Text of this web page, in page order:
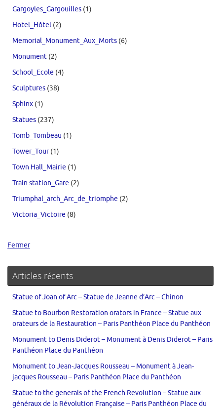
Gargoyles_Gargouilles (1)
Hotel_Hôtel (2)
Memorial_Monument_Aux_Morts (6)
Monument (2)
School_Ecole (4)
Sculptures (38)
Sphinx (1)
Statues (237)
Tomb_Tombeau (1)
Tower_Tour(1)
Town Hall_Mairie (1)
Train station_Gare (2)
Triumphal_arch_Arc_de_triomphe (2)
Victoria_Victoire (8)
Fermer
Articles récents
Statue of Joan of Arc – Statue de Jeanne d’Arc – Chinon
Statue to Bourbon Restoration orators in France – Statue aux
orateurs de la Restauration – Paris Panthéon Place du Panthéon
Monument to Denis Diderot – Monument à Denis Diderot – Paris
Panthéon Place du Panthéon
Monument to Jean-Jacques Rousseau – Monument à Jean-
jacques Rousseau – Paris Panthéon Place du Panthéon
Statue to the generals of the French Revolution – Statue aux
généraux de la Révolution Française – Paris Panthéon Place du